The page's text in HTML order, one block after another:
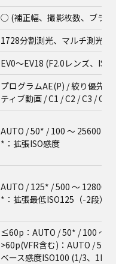
○ (補正幅、撮影枚数、ブラ
1728分割測光、マルチ測光 /
EV0～EV18 (F2.0レンズ、
プログラムAE(P) / 絞り優先
ティブ動画 / C1 / C2 / C3 / C4
AUTO / 50* / 100 ～ 25600
*：拡張ISO感度
AUTO / 125* / 500 ～ 12800
*：拡張最低ISO125（-2段）
≤60p：AUTO / 50* / 100 ～
>60p(VFR含む)：AUTO /
ベース感度ISO100 (1/3、1EV